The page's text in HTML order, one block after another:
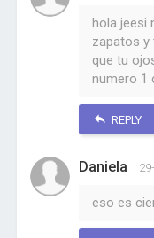
hola jeesi
zapatos y
que tu
numero 1
REPLY
Daniela
eso es